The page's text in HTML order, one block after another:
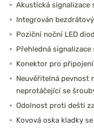
Akustická signalizace
Integrován
Poziční noční LED
Přehledná
Konektor pro
Neuvěřitelná pevnost
neprotáčející se
Odolnost proti dešti
Kovová oska kladky